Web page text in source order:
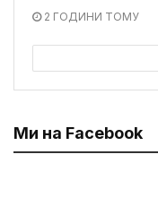
2 ГОДИНИ ТОМУ
Ми на Facebook